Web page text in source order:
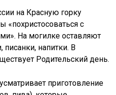
на Красную горку
«похристосоваться с
На могилке оставляют
напитки. В
Родительский день.
приготовление